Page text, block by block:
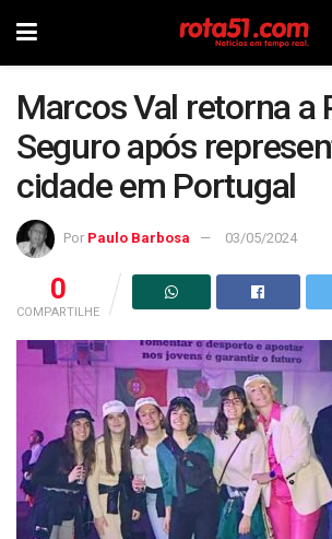
Marcos Val retorna a
Seguro após
cidade em Portugal
Por Paulo Barbosa 03/05/2024
0
COMPARTILHE